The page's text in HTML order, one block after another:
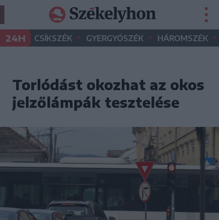
24H CSÍKSZÉK • GYERGYÓSZÉK • HÁROMSZÉK •
Torlódást okozhat az okos
jelzőlámpák tesztelése